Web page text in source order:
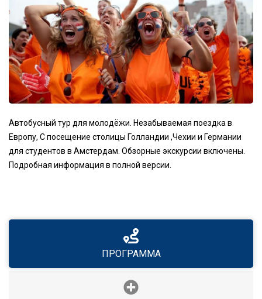
Автобусный тур для молодёжи. Незабываемая поездка в
Европу, С посещение столицы Голландии ,Чехии и Германии
для студентов в Амстердам. Обзорные экскурсии включены.
Подробная информация в полной версии.
ПРОГРАММА